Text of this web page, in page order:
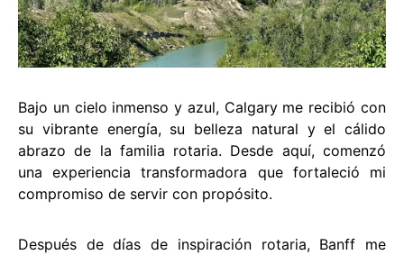
Bajo un cielo inmenso y azul, Calgary me recibió con
su vibrante energía, su belleza natural y el cálido
abrazo de la familia rotaria. Desde aquí, comenzó
una experiencia transformadora que fortaleció mi
compromiso de servir con propósito.
Después de días de inspiración rotaria, Banff me